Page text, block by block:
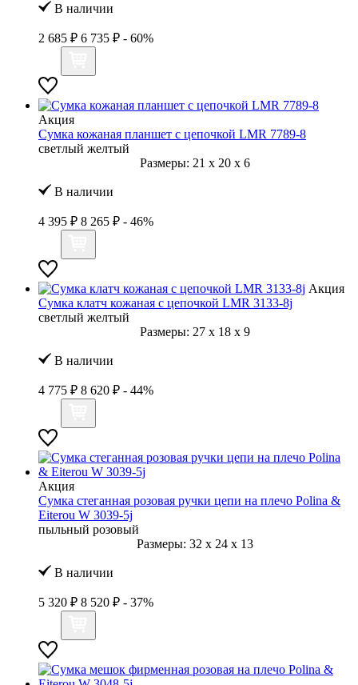
В наличии
2 685 ₽ 6 735 ₽ - 60%
Акция
Сумка кожаная планшет с цепочкой LMR 7789-8
светлый желтый
Размеры: 21 x 20 x 6
В наличии
4 395 ₽ 8 265 ₽ - 46%
Акция
Сумка клатч кожаная с цепочкой LMR 3133-8j
светлый желтый
Размеры: 27 x 18 x 9
В наличии
4 775 ₽ 8 620 ₽ - 44%
Акция
Сумка стеганная розовая ручки цепи на плечо Polina &
Eiterou W 3039-5j
пыльный розовый
Размеры: 32 x 24 x 13
В наличии
5 320 ₽ 8 520 ₽ - 37%